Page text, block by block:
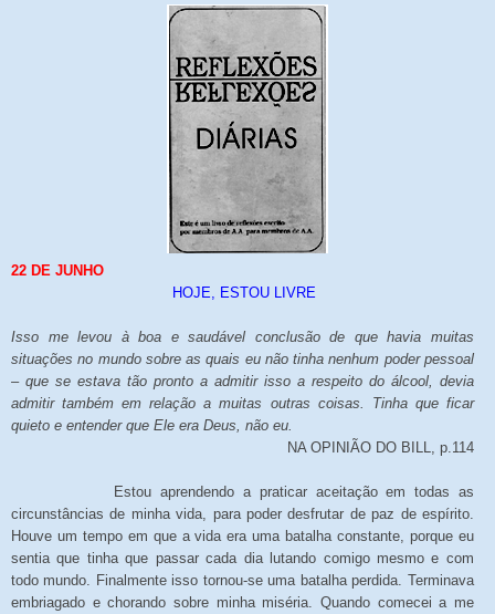
22 DE JUNHO
HOJE, ESTOU LIVRE
Isso me levou à boa e saudável conclusão de que havia muitas
situações no mundo sobre as quais eu não tinha nenhum poder pessoal
– que se estava tão pronto a admitir isso a respeito do álcool, devia
admitir também em relação a muitas outras coisas. Tinha que ficar
quieto e entender que Ele era Deus, não eu.
NA OPINIÃO DO BILL, p.114
Estou aprendendo a praticar aceitação em todas as
circunstâncias de minha vida, para poder desfrutar de paz de espírito.
Houve um tempo em que a vida era uma batalha constante, porque eu
sentia que tinha que passar cada dia lutando comigo mesmo e com
todo mundo. Finalmente isso tornou-se uma batalha perdida. Terminava
embriagado e chorando sobre minha miséria. Quando comecei a me